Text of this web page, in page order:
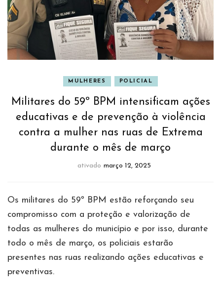
MULHERES POLICIAL
Militares do 59º BPM intensificam ações
educativas e de prevenção à violência
contra a mulher nas ruas de Extrema
durante o mês de março
ativado março 12, 2025
Os militares do 59º BPM estão reforçando seu
compromisso com a proteção e valorização de
todas as mulheres do município e por isso, durante
todo o mês de março, os policiais estarão
presentes nas ruas realizando ações educativas e
preventivas.